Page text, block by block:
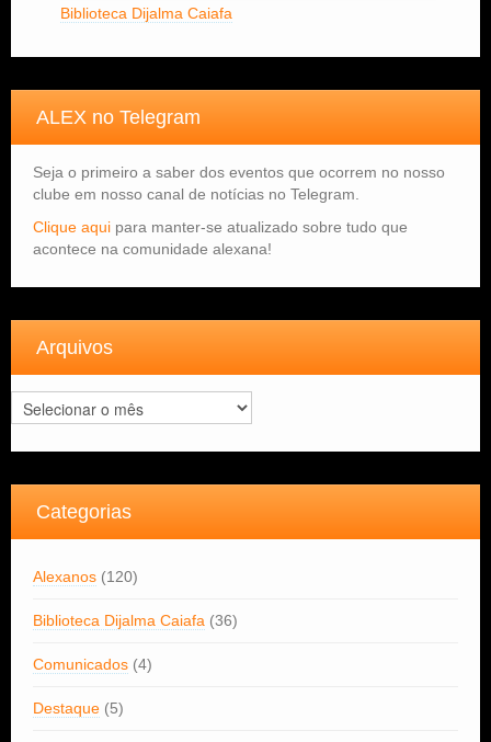
Biblioteca Dijalma Caiafa
ALEX no Telegram
Seja o primeiro a saber dos eventos que ocorrem no nosso
clube em nosso canal de notícias no Telegram.
Clique aqui para manter-se atualizado sobre tudo que
acontece na comunidade alexana!
Arquivos
Arquivos
Categorias
Alexanos (120)
Biblioteca Dijalma Caiafa (36)
Comunicados (4)
Destaque (5)